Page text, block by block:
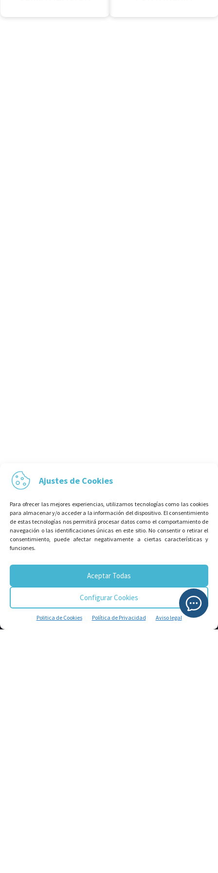
Ajustes de Cookies
Para ofrecer las mejores experiencias, utilizamos tecnologías como las cookies
para almacenar y/o acceder a la información del dispositivo. El consentimiento
de estas tecnologías nos permitirá procesar datos como el comportamiento de
navegación o las identificaciones únicas en este sitio. No consentir o retirar el
consentimiento, puede afectar negativamente a ciertas características y
funciones.
Aceptar Todas
Configurar Cookies
Politica de Cookies Política de Privacidad Aviso legal
NEWSLETTER!